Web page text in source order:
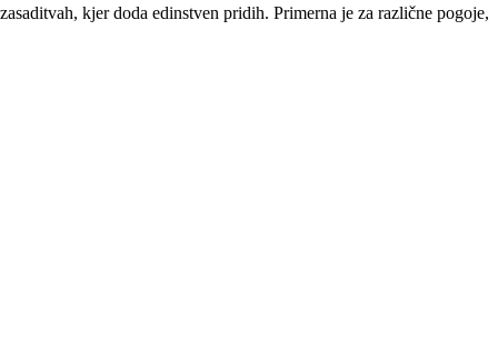
kjer doda edinstven pridih. Primerna je za različne pogoje,